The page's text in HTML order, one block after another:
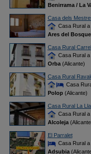
Benirrama / La
Casa dels
Casa Rural a
Ares del Bosque
Casa Rural
Casa Rural a
Orba(Alicante)
Casa Rural
Casa
Polop(Alicante)
Casa Rural La
Casa Rural a
Alcoleja
El Parralet
Casa Rural a
Adsubia